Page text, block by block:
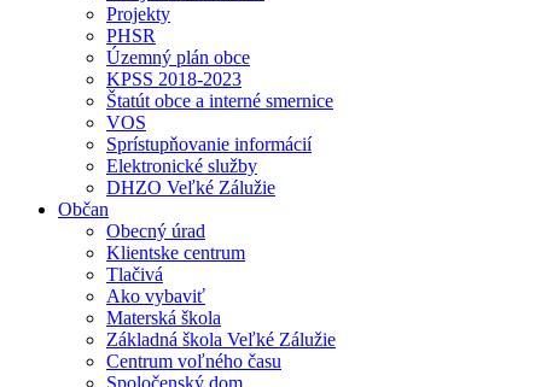
Projekty
PHSR
Územný plán obce
KPSS 2018-2023
Štatút obce a interné smernice
VOS
Sprístupňovanie informácií
Elektronické služby
DHZO Veľké Zálužie
Občan
Obecný úrad
Klientske centrum
Tlačivá
Ako vybaviť
Materská škola
Základná škola Veľké Zálužie
Centrum voľného času
Spoločenský dom